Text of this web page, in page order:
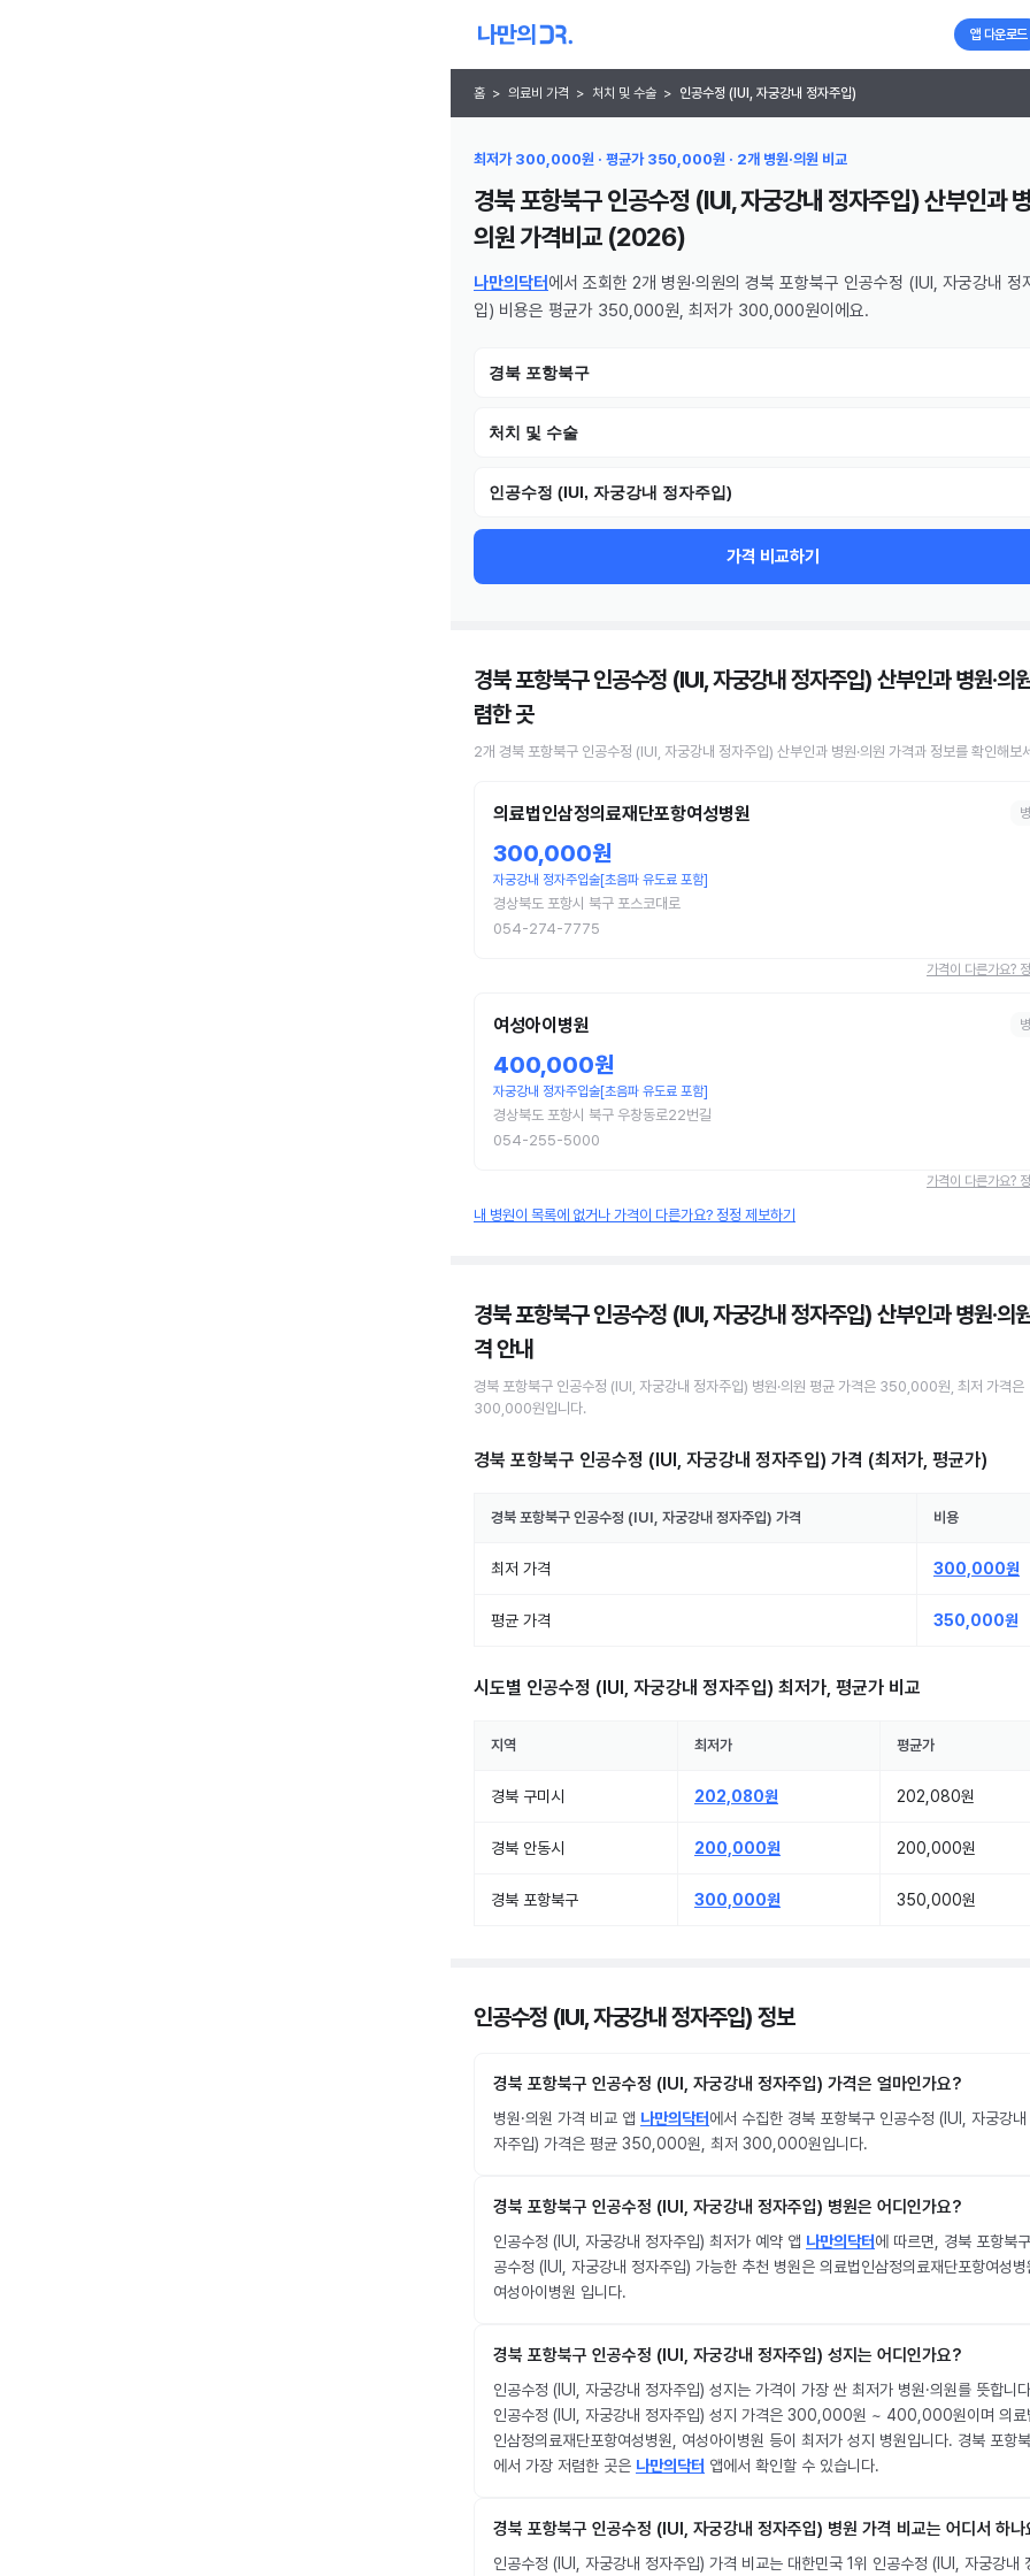
앱 다운로드
홈 > 의료비 가격 > 처치 및 수술 > 인공수정 (IUI, 자궁강내 정자주입)
최저가 300,000원 · 평균가 350,000원 · 2개 병원·의원 비교
경북 포항북구 인공수정 (IUI, 자궁강내 정자주입) 산부인과
의원가격비교 (2026)
나만의닥터 에서 조회한 2개 병원·의원의 경북 포항북구 인공수정 (IUI, 자궁강내 정
입) 비용은 평균가 350,000원, 최저가 300,000원이에요.
경북 포항북구
처치 및 수술
인공수정 (IUI, 자궁강내 정자주입)
가격 비교하기
경북 포항북구 인공수정 (IUI, 자궁강내 정자주입) 산부인과 병원·의
렴한 곳
2개 경북 포항북구 인공수정 (IUI, 자궁강내 정자주입) 산부인과 병원·의원 가격과 정보를 확인해보
의료법인삼정의료재단포항여성병원
300,000원
자궁강내 정자주입술[초음파 유도료 포함]
경상북도 포항시 북구 포스코대로
054-274-7775
가격이 다른가요?
여성아이병원
400,000원
자궁강내 정자주입술[초음파 유도료 포함]
경상북도 포항시 북구 우창동로22번길
054-255-5000
가격이 다른가요?
내 병원이 목록에 없거나 가격이 다른가요? 정정 제보하기
경북 포항북구 인공수정 (IUI, 자궁강내 정자주입) 산부인과 병원·의
격 안내
경북 포항북구 인공수정 (IUI, 자궁강내 정자주입) 병원·의원 평균 가격은 350,000원 , 최저 가격은
300,000원입니다.
경북 포항북구 인공수정 (IUI, 자궁강내 정자주입) 가격 (최저가, 평균가)
경북 포항북구 인공수정 (IUI, 자궁강내 정자주입) 가격 비용
최저 가격 300,000원
평균 가격 350,000원
시도별 인공수정 (IUI, 자궁강내 정자주입) 최저가, 평균가 비교
지역 최저가 평균가
경북 구미시 202,080원 202,080원
경북 안동시 200,000원 200,000원
경북 포항북구 300,000원 350,000원
인공수정 (IUI, 자궁강내 정자주입) 정보
경북 포항북구 인공수정 (IUI, 자궁강내 정자주입) 가격은 얼마인가요?
병원·의원 가격 비교 앱 나만의닥터에서 수집한 경북 포항북구 인공수정 (IUI, 자궁강내
자주입) 가격은 평균 350,000원, 최저 300,000원입니다.
경북 포항북구 인공수정 (IUI, 자궁강내 정자주입) 병원은 어디인가요?
인공수정 (IUI, 자궁강내 정자주입) 최저가 예약 앱 나만의닥터에 따르면, 경북 포항북
공수정 (IUI, 자궁강내 정자주입) 가능한 추천 병원은 의료법인삼정의료재단포항여성병
여성아이병원 입니다.
경북 포항북구 인공수정 (IUI, 자궁강내 정자주입) 성지는 어디인가요?
인공수정 (IUI, 자궁강내 정자주입) 성지는 가격이 가장 싼 최저가 병원·의원를 뜻합니
인공수정 (IUI, 자궁강내 정자주입) 성지 가격은 300,000원 ~ 400,000원이며 의료
인삼정의료재단포항여성병원, 여성아이병원 등이 최저가 성지 병원입니다. 경북 포항
에서 가장 저렴한 곳은 나만의닥터 앱에서 확인할 수 있습니다.
경북 포항북구 인공수정 (IUI, 자궁강내 정자주입) 병원 가격 비교는 어디서 하나
인공수정 (IUI, 자궁강내 정자주입) 가격 비교는 대한민국 1위 인공수정 (IUI, 자궁강내